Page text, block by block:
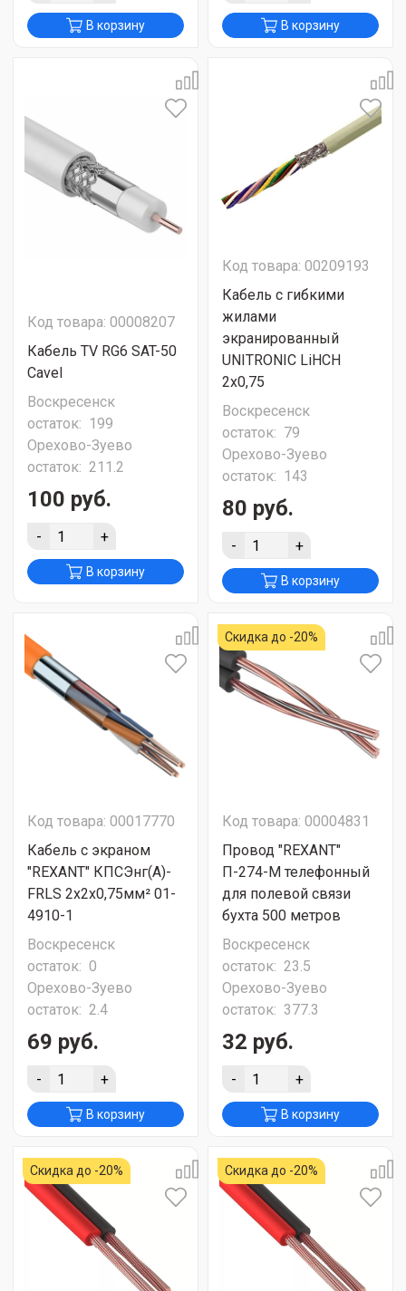
В корзину В корзину
Код товара: 00008207
Кабель TV RG6 SAT-50
Cavel
Воскресенск
остаток: 199
Орехово-Зуево
остаток: 211.2
100 руб.
- +
В корзину
Код товара: 00209193
Кабель с гибкими
жилами
экранированный
UNITRONIC LiHCH
2x0,75
Воскресенск
остаток: 79
Орехово-Зуево
остаток: 143
80 руб.
- +
В корзину
Код товара: 00017770
Кабель с экраном
"REXANT" КПСЭнг(А)-
FRLS 2x2x0,75мм² 01-
4910-1
Воскресенск
остаток: 0
Орехово-Зуево
остаток: 2.4
69 руб.
- +
В корзину
Скидка до -20%
Код товара: 00004831
Провод "REXANT"
П-274-М телефонный
для полевой связи
бухта 500 метров
Воскресенск
остаток: 23.5
Орехово-Зуево
остаток: 377.3
32 руб.
- +
В корзину
Скидка до -20% Скидка до -20%